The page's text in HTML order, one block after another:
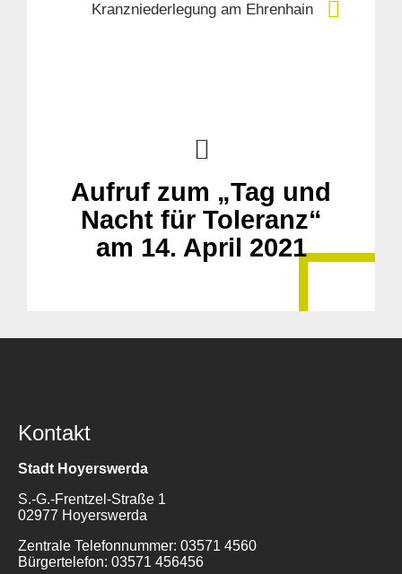
Suche
Kranzniederlegung am Ehrenhain
Aufruf zum „Tag und
Nacht für Toleranz“
am 14. April 2021
Kontakt
Stadt Hoyerswerda
S.-G.-Frentzel-Straße 1
02977 Hoyerswerda
Zentrale Telefonnummer: 03571 4560
Bürgertelefon: 03571 456456